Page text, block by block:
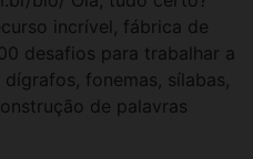
incrível, fábrica de
desafios para trabalhar a
fonemas, sílabas,
de palavras